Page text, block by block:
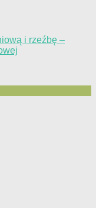
i rzeźbę –